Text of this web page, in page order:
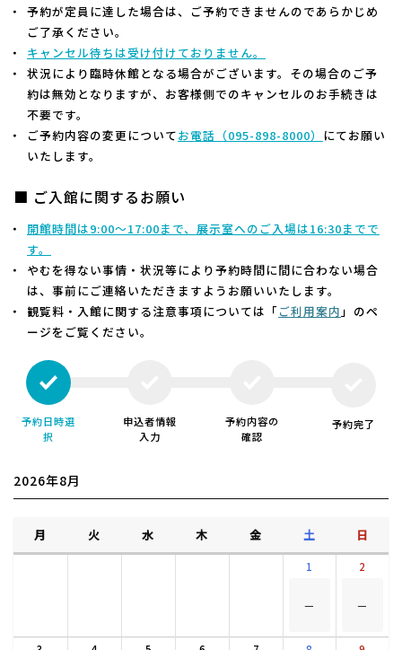
予約が定員に達した場合は、ご予約できませんのであらかじめ
ご了承ください。
キャンセル待ちは受け付けておりません。
状況により臨時休館となる場合がございます。その場合のご予
約は無効となりますが、お客様側でのキャンセルのお手続きは
不要です。
ご予約内容の変更についてお電話（095-898-8000） にてお願い
いたします。
■ ご入館に関するお願い
開館時間は9:00～17:00まで、展示室へのご入場は16:30までで
す。
やむを得ない事情・状況等により予約時間に間に合わない場合
は、事前にご連絡いただきますようお願いいたします。
観覧料・入館に関する注意事項については「ご利用案内」のペ
ージをご覧ください。
予約日時選
択
申込者情報
入力
予約内容の
確認
予約完了
2026年8月
月 火 水 木 金 土 日
1
－
2
－